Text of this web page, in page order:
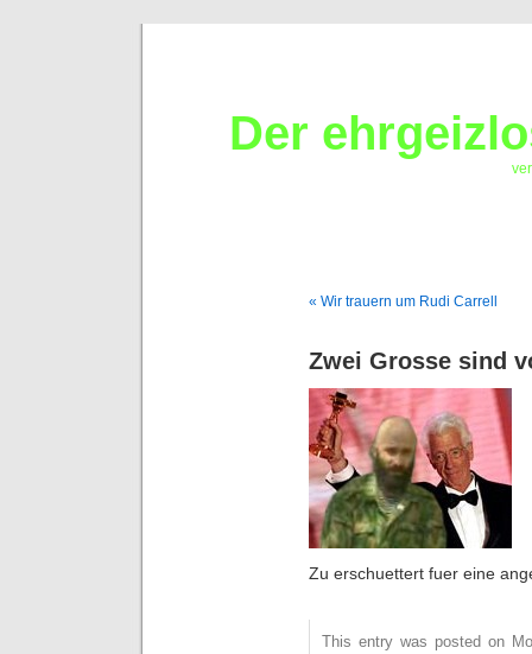
Der
« Wir trauern um Rudi Carrell
Zwei Grosse sind
Zu erschuettert fuer eine
This entry was posted on